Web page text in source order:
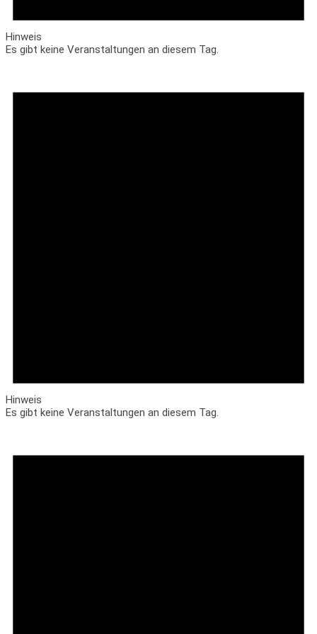
Hinweis
Es gibt keine Veranstaltungen an diesem Tag.
Hinweis
Es gibt keine Veranstaltungen an diesem Tag.